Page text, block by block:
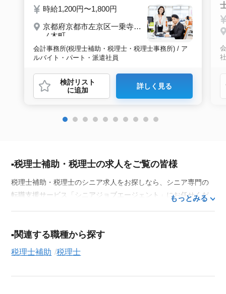
時給1,200円〜1,800円
京都府京都市左京区一乗寺梅
ノ木町
会計事務所(税理士補助・税理士・税理士事務所) / ア
ルバイト・パート・派遣社員
検討リスト
に追加
詳しく見る
税理士補助・税理士の求人をご覧の皆様
税理士補助・税理士のシニア求人をお探しなら、シニア専門の
転職支援サービス「シニアジョブエージェント」にお任せくだ
を徹底的にサポートします。この求人を含む
サービスだけの非公開求人です。
ご利用の流れ
もっとみる
関連する職種から探す
税理士補助 税理士